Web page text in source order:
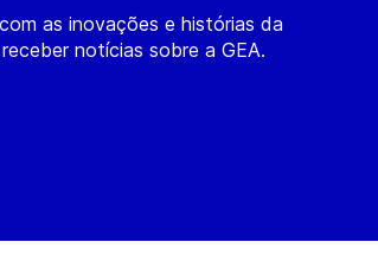
as inovações e histórias da
notícias sobre a GEA.